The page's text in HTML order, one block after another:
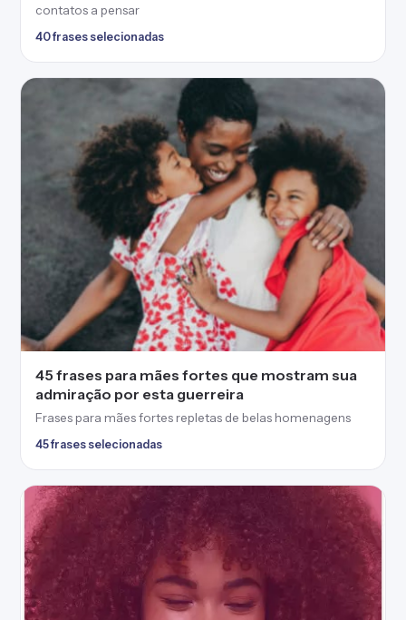
contatos a pensar
40 frases selecionadas
45 frases para mães fortes que mostram sua
admiração por esta guerreira
Frases para mães fortes repletas de belas homenagens
45 frases selecionadas